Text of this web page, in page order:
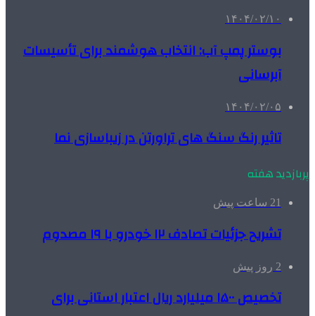
۱۴۰۴/۰۲/۱۰
بوستر پمپ آب: انتخاب هوشمند برای تأسیسات
آبرسانی
۱۴۰۴/۰۲/۰۵
تاثیر رنگ سنگ های تراورتن در زیباسازی نما
پربازدید هفته
21 ساعت پیش
تشریح جزئیات تصادف ۱۲ خودرو با ۱۹ مصدوم
2 روز پیش
تخصیص ۱۵۰۰ میلیارد ریال اعتبار استانی برای